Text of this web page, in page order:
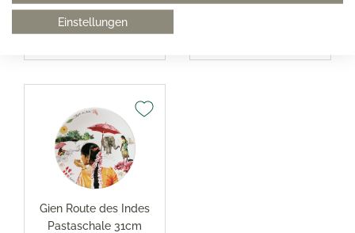
Einstellungen
110,00 €*
Gien Route des Indes
Pastaschale 31cm